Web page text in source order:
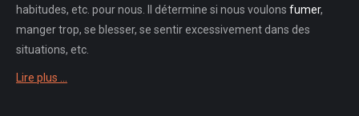
habitudes, etc. pour nous. Il détermine si nous voulons fumer,
manger trop, se blesser, se sentir excessivement dans des
situations, etc.
Lire plus …